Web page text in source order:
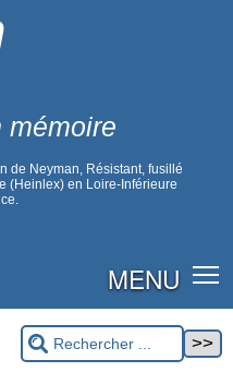
mémoire
de Neyman, Résistant, fusillé
(Heinlex) en Loire-Inférieure
MENU